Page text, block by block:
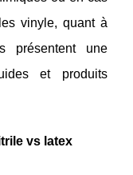
vinyle, quant à
présentent une
et produits
vs latex